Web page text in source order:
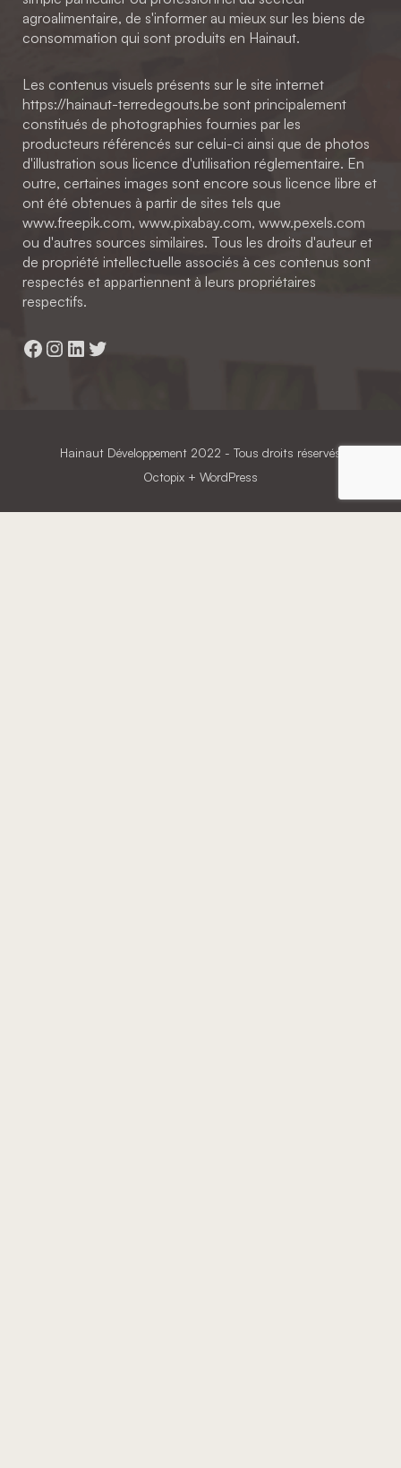
agroalimentaire, de s'informer au mieux sur les biens de
consommation qui sont produits en Hainaut.
Les contenus visuels présents sur le site internet
https://hainaut-terredegouts.be sont principalement
constitués de photographies fournies par les
producteurs référencés sur celui-ci ainsi que de photos
d'illustration sous licence d'utilisation réglementaire. En
outre, certaines images sont encore sous licence libre et
ont été obtenues à partir de sites tels que
www.freepik.com, www.pixabay.com, www.pexels.com
ou d'autres sources similaires. Tous les droits d'auteur et
de propriété intellectuelle associés à ces contenus sont
respectés et appartiennent à leurs propriétaires
respectifs.
Facebook
Instagram
LinkedIn
Twitter
Hainaut Développement 2022 - Tous droits réservés
Octopix + WordPress